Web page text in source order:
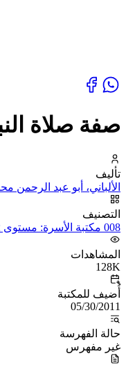
صفة صلاة
تأليف
الألباني، أبو عبد الرحمن
التصنيف
008 مكتبة الأسرة: مستوى 2
المشاهدات
128K
أُضيف للمكتبة
05/30/2011
حالة الفهرسة
غير مفهرس